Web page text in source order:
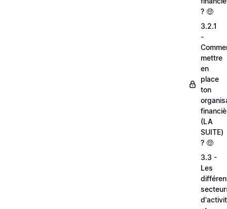
? 🤑
3.2.1
-
mettre
en
place
ton
(LA
SUITE)
? 🤑
3.3 -
Les